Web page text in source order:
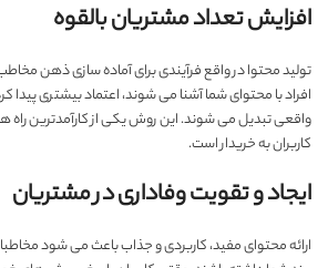
افزایش تعداد مشتریان بالقوه
تولید محتوا در واقع فرآیندی برای آماده سازی ذهن
افراد با محتوای شما آشنا می شوند، اعتماد بیشتری پیدا
واقعی تبدیل می شوند. این روش یکی از کارآمدترین راه
کاربران به خریدار است.
ایجاد و تقویت وفاداری در مشتریان
ارائه محتوای مفید، کاربردی و جذاب باعث می شود